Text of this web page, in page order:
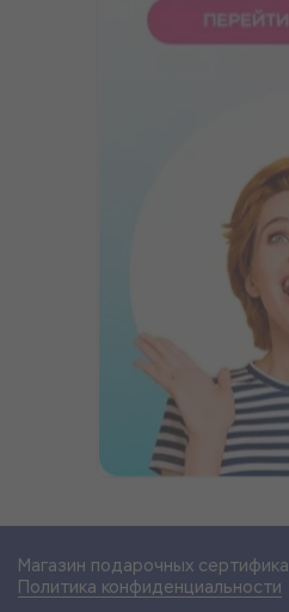
Магазин подарочных
Политика конфиденциальности